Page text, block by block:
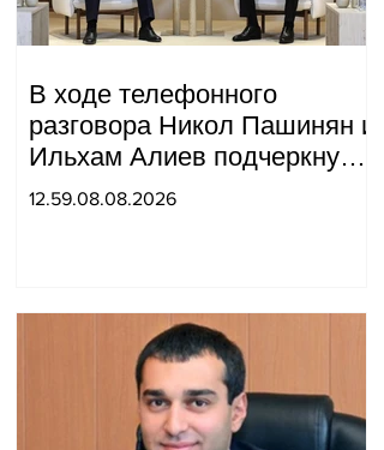
В ходе телефонного
разговора Никол Пашинян и
Ильхам Алиев подчеркнули
прогресс, достигнутый за
Арменией.
12.59.08.08.2026